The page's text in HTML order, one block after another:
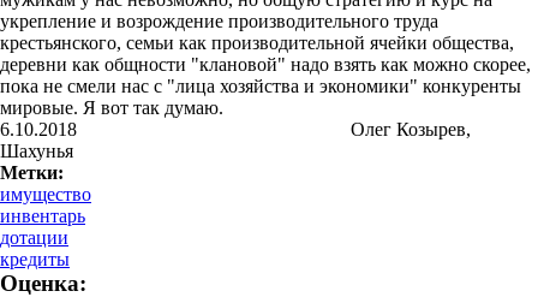
укрепление и возрождение производительного труда
крестьянского, семьи как производительной ячейки общества,
деревни как общности "клановой" надо взять как можно скорее,
пока не смели нас с "лица хозяйства и экономики" конкуренты
мировые. Я вот так думаю.
6.10.2018 Олег Козырев,
Шахунья
Метки:
имущество
инвентарь
дотации
кредиты
Оценка: